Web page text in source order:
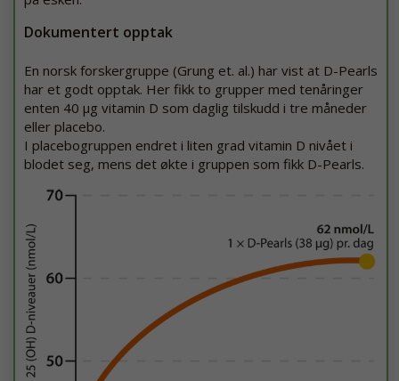
Dokumentert opptak
En norsk forskergruppe (Grung et. al.) har vist at D-Pearls
har et godt opptak. Her fikk to grupper med tenåringer
enten 40 µg vitamin D som daglig tilskudd i tre måneder
eller placebo.
I placebogruppen endret i liten grad vitamin D nivået i
blodet seg, mens det økte i gruppen som fikk D-Pearls.